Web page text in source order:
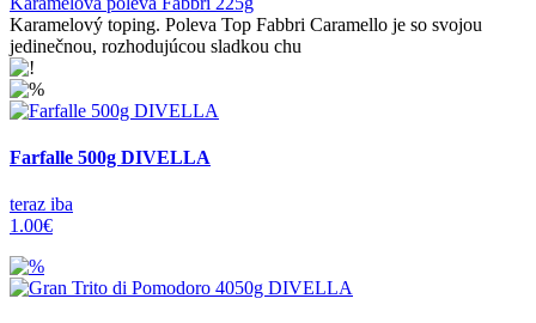
Karamelový toping. Poleva Top Fabbri Caramello je so svojou
jedinečnou, rozhodujúcou sladkou chu
Farfalle 500g DIVELLA
teraz iba
1.00€